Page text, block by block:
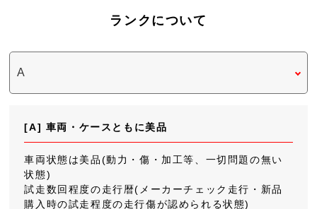
ランクについて
[A] 車両・ケースともに美品
車両状態は美品(動力・傷・加工等、一切問題の無い
状態)
試走数回程度の走行暦(メーカーチェック走行・新品
購入時の試走程度の走行傷が認められる状態)